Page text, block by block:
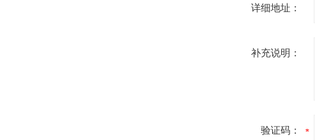
详细地址：
补充说明：
验证码：